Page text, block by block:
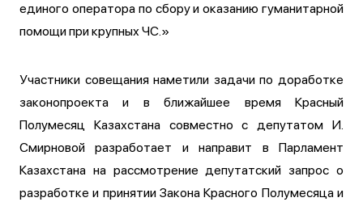
единого оператора по сбору и оказанию гуманитарной
помощи при крупных ЧС.»
Участники совещания наметили задачи по доработке
законопроекта и в ближайшее время Красный
Полумесяц Казахстана совместно с депутатом И.
Смирновой разработает и направит в Парламент
Казахстана на рассмотрение депутатский запрос о
разработке и принятии Закона Красного Полумесяца и